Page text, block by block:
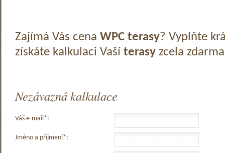
Zajímá Vás cena WPC terasy? Vyplňte
získáte kalkulaci Vaší terasyzcela
Nezávazná kalkulace
Váš e-mail*:
Jméno a příjmení*: